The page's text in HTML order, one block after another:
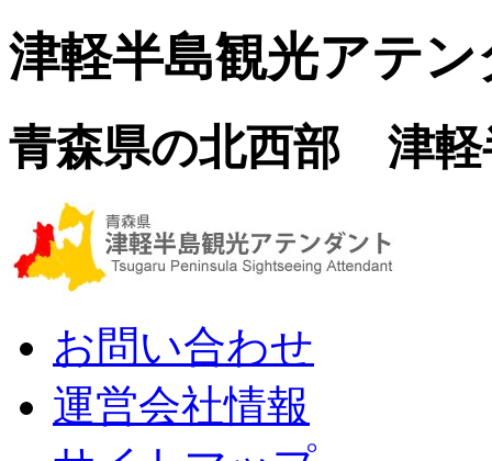
津軽半島観光アテ
青森県の北西部 津軽
お問い合わせ
運営会社情報